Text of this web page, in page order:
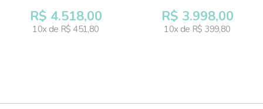
R$ 4.518,00
10x de R$ 451,80
R$ 3.998,00
10x de R$ 399,80